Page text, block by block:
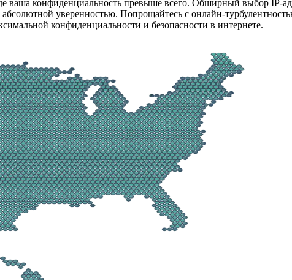
ваша конфиденциальность превыше всего. Обширный выбор IP-
уверенностью. Попрощайтесь с онлайн-
конфиденциальности и безопасности в интернете.